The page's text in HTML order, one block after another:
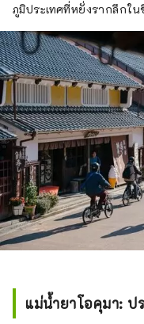
ภูมิประเทศที่หยั่งรากลึกใ
แม่น้ำยาโอคุมา: